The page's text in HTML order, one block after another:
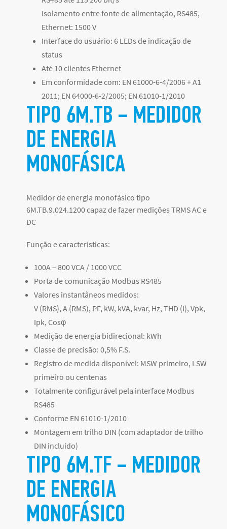
Isolamento entre fonte de alimentação, RS485,
Ethernet: 1500 V
Interface do usuário: 6 LEDs de indicação de
status
Até 10 clientes Ethernet
Em conformidade com: EN 61000-6-4/2006 + A1
2011; EN 64000-6-2/2005; EN 61010-1/2010
TIPO 6M.TB – MEDIDOR
DE ENERGIA
MONOFÁSICA
Medidor de energia monofásico tipo
6M.TB.9.024.1200 capaz de fazer medições TRMS AC e
DC
Função e características:
100A – 800 VCA / 1000 VCC
Porta de comunicação Modbus RS485
Valores instantâneos medidos:
V (RMS), A (RMS), PF, kW, kVA, kvar, Hz, THD (I), Vpk,
Ipk, Cosφ
Medição de energia bidirecional: kWh
Classe de precisão: 0,5% F.S.
Registro de medida disponível: MSW primeiro, LSW
primeiro ou centenas
Totalmente configurável pela interface Modbus
RS485
Conforme EN 61010-1/2010
Montagem em trilho DIN (com adaptador de trilho
DIN incluído)
TIPO 6M.TF – MEDIDOR
DE ENERGIA
MONOFÁSICO